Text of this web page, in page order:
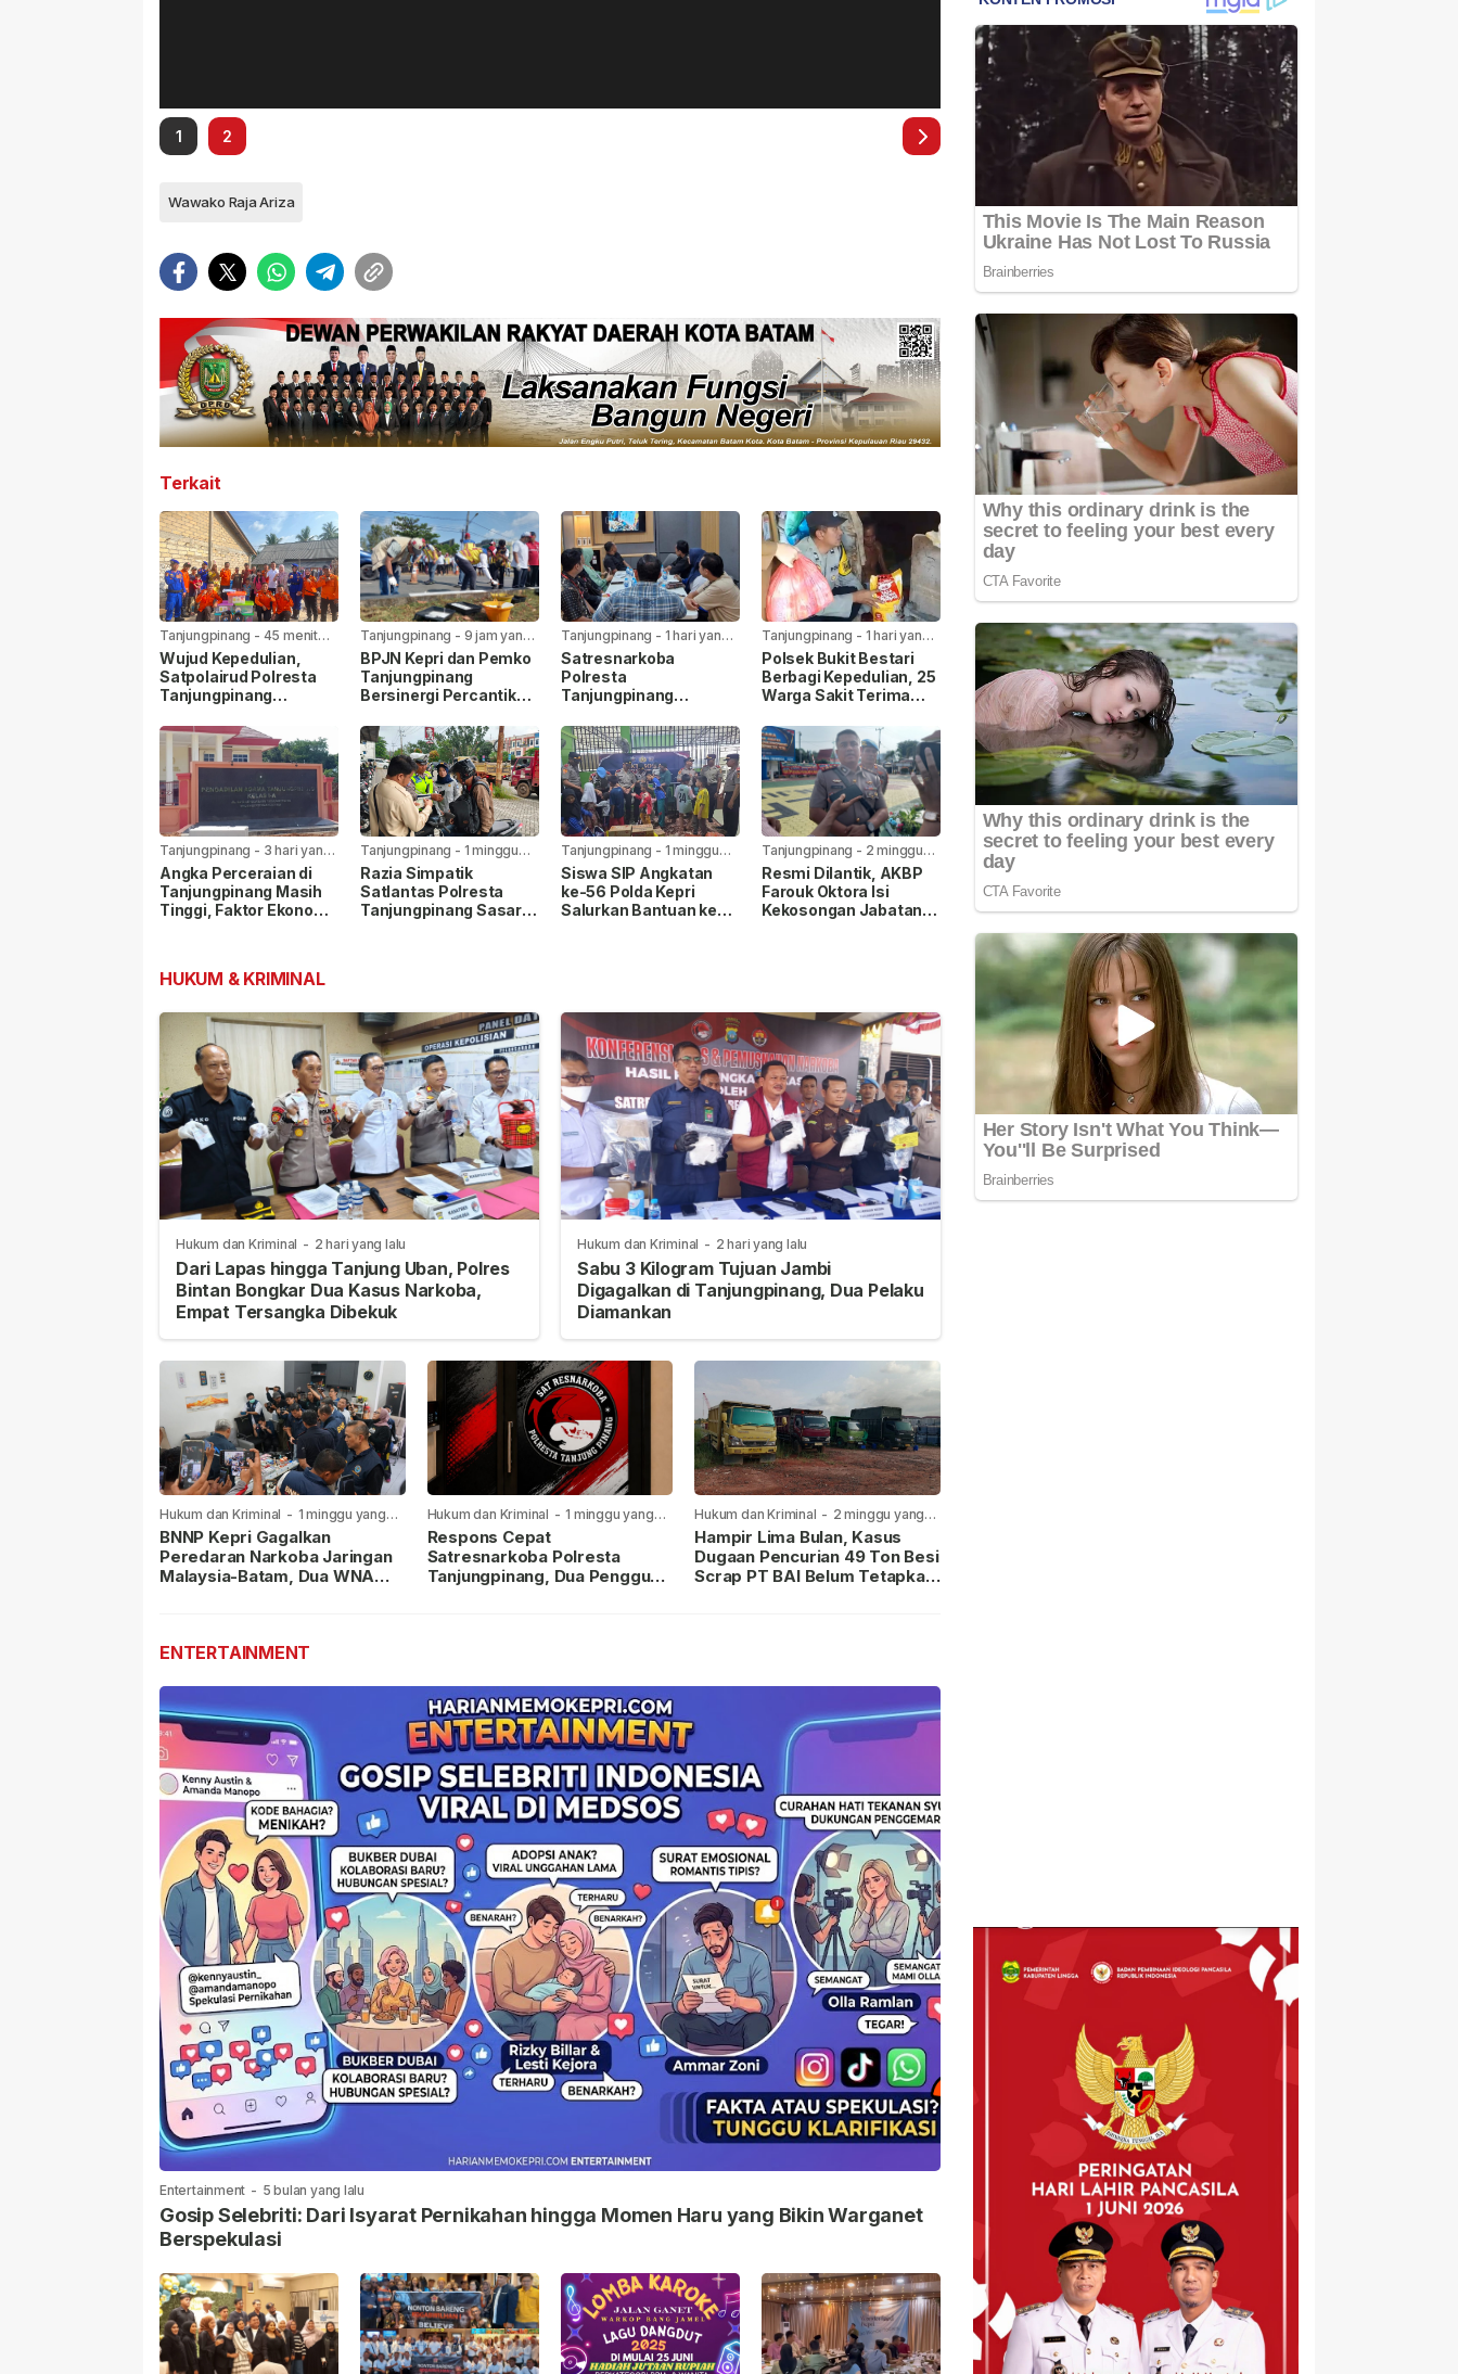
1 2
Wawako Raja Ariza
Terkait
Tanjungpinang - 45 menit
yang lalu
Wujud Kepedulian,
Satpolairud Polresta
Tanjungpinang
Korban Laka Laut
Tanjungpinang - 9 jam yang
lalu
BPJN Kepri dan Pemko
Tanjungpinang
Bersinergi Percantik
Menjelang HUT RI
Tanjungpinang - 1 hari yang
lalu
Satresnarkoba
Polresta
Tanjungpinang
Ekspedisi Cegah
Peredaran Narkoba
Lewat Paket Kiriman
Tanjungpinang - 1 hari yang
lalu
Polsek Bukit Bestari
Berbagi Kepedulian, 25
Warga Sakit Terima
81 RI
Tanjungpinang - 3 hari yang
lalu
Angka Perceraian di
Tanjungpinang Masih
Tinggi, Faktor Ekonomi
Tanjungpinang - 1 minggu
yang lalu
Razia Simpatik
Satlantas Polresta
Tanjungpinang Sasar
Tanjungpinang - 1 minggu
yang lalu
Siswa SIP Angkatan
ke-56 Polda Kepri
Salurkan Bantuan ke
Tanjungpinang - 2 minggu
yang lalu
Resmi Dilantik, AKBP
Farouk Oktora Isi
Kekosongan Jabatan
HUKUM & KRIMINAL
Hukum dan Kriminal - 2 hari yang lalu
Dari Lapas hingga Tanjung Uban, Polres
Bintan Bongkar Dua Kasus Narkoba,
Empat Tersangka Dibekuk
Hukum dan Kriminal - 2 hari yang lalu
Sabu 3 Kilogram Tujuan Jambi
Digagalkan di Tanjungpinang, Dua Pelaku
Diamankan
Hukum dan Kriminal - 1 minggu yang
lalu
BNNP Kepri Gagalkan
Peredaran Narkoba Jaringan
Malaysia-Batam, Dua WNA
Hukum dan Kriminal - 1 minggu yang
lalu
Respons Cepat
Satresnarkoba Polresta
Tanjungpinang, Dua Pengguna
Hukum dan Kriminal - 2 minggu yang
lalu
Hampir Lima Bulan, Kasus
Dugaan Pencurian 49 Ton Besi
Scrap PT BAI Belum Tetapkan
ENTERTAINMENT
Entertainment - 5 bulan yang lalu
Gosip Selebriti: Dari Isyarat Pernikahan hingga Momen Haru yang Bikin Warganet
Berspekulasi